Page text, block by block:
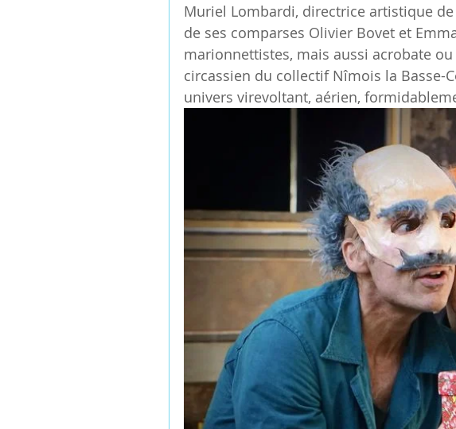
Muriel Lombardi, directrice artistique
de ses comparses Olivier Bovet et
marionnettistes, mais aussi acrobate ou
circassien du collectif Nîmois la Basse-
univers virevoltant, aérien,